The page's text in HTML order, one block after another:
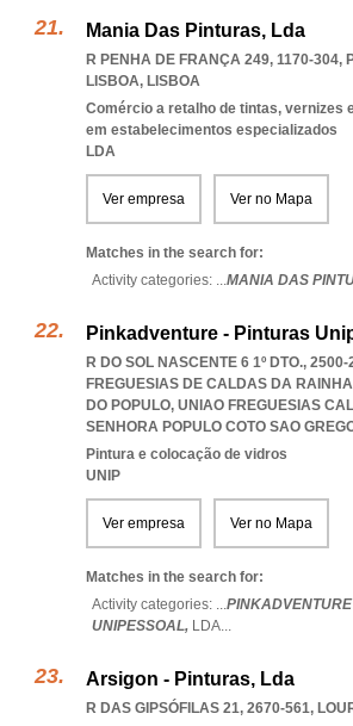
Mania Das Pinturas, Lda
R PENHA DE FRANÇA 249, 1170-304,
LISBOA, LISBOA
Comércio a retalho de tintas, vernizes
em estabelecimentos especializados
LDA
Ver empresa Ver no Mapa
Matches in the search for:
Activity categories: ...MANIA DAS
Pinkadventure - Pinturas
R DO SOL NASCENTE 6 1º DTO.,
FREGUESIAS DE CALDAS DA
DO POPULO, UNIAO FREGUESIAS
SENHORA POPULO COTO SAO
Pintura e colocação de vidros
UNIP
Ver empresa Ver no Mapa
Matches in the search for:
Activity categories: ...
UNIPESSOAL, LDA...
Arsigon - Pinturas, Lda
R DAS GIPSÓFILAS 21, 2670-561,